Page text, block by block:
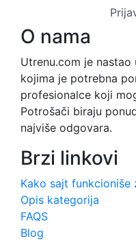
O nama
Utrenu.com je
kojima je potrebna
profesionalce koji
Potrošači biraju
najviše odgovara.
Brzi linkovi
Kako sajt funkcioniše
Opis kategorija
FAQS
Blog